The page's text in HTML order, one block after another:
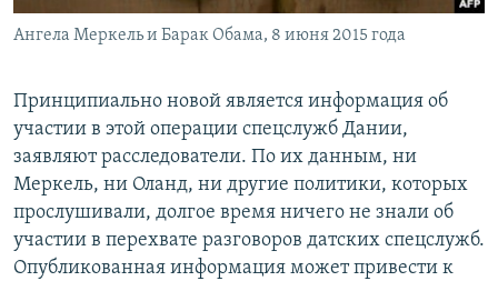
Ангела Меркель и Барак Обама, 8 июня 2015 года
Принципиально новой является информация об
участии в этой операции спецслужб Дании,
заявляют расследователи. По их данным, ни
Меркель, ни Оланд, ни другие политики, которых
прослушивали, долгое время ничего не знали об
участии в перехвате разговоров датских спецслужб.
Опубликованная информация может привести к